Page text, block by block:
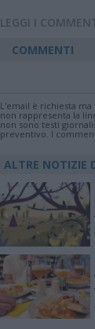
LEGGI I
COMMENTI
L'email è richiesta
non rappresenta la
non sono testi
preventivo. I
ALTRE NOTIZIE